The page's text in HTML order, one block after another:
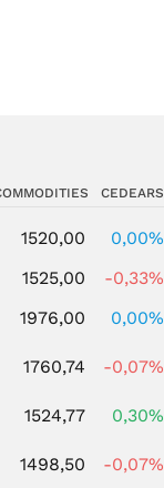
CEDEARS
1520,00
0,00%
1525,00
-0,33%
1976,00
0,00%
1760,74 -0,07%
1524,77
0,30%
1498,50 -0,07%